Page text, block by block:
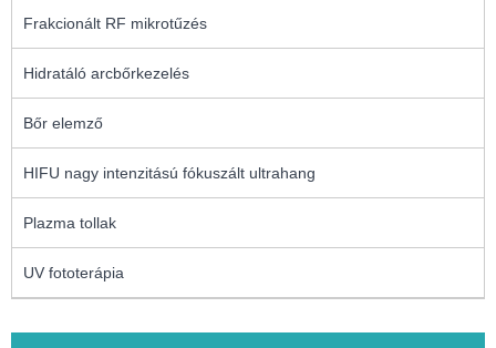
Frakcionált RF mikrotűzés
Hidratáló arcbőrkezelés
Bőr elemző
HIFU nagy intenzitású fókuszált ultrahang
Plazma tollak
UV fototerápia